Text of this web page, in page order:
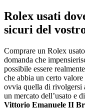
Rolex usati
sicuri del
Comprare un Rolex
domanda che
possibile essere
che abbia un certo
ovvia quella di rivolgersi
un mercato dell’usato e
Vittorio Emanuele II